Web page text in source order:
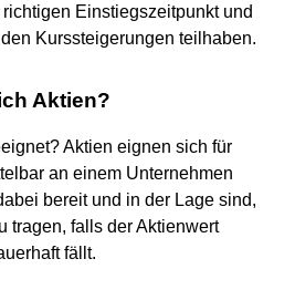
Einstiegszeitpunkt und
Kurssteigerungen teilhaben.
Aktien?
Aktien eignen sich für
an einem Unternehmen
bereit und in der Lage sind,
tragen, falls der Aktienwert
fällt.